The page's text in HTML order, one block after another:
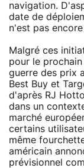
navigation.
date de
n'est pas
Malgré ces
pour le
guerre des prix
Best Buy et
d'après RJ
dans un
marché
certains
même
américain
prévisionnel